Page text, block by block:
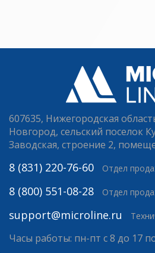
607635, Нижегородская
Новгород, сельский поселок
Заводская, строение 2,
8 (831) 220-76-60 Отдел
8 (800) 551-08-28 Отдел
support@microline.ru
Часы работы: пн-пт с 8 до 17